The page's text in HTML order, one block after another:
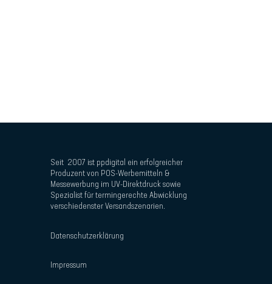
Seit 2007 ist ppdigital ein erfolgreicher
Produzent von POS-Werbemitteln &
Messewerbung im UV-Direktdruck sowie
Spezialist für termingerechte Abwicklung
verschiedenster Versandszenarien.
Datenschutzerklärung
Impressum